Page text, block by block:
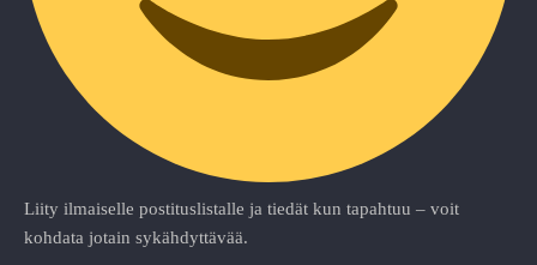
Liity ilmaiselle postituslistalle ja tiedät kun tapahtuu – voit
kohdata jotain sykähdyttävää.